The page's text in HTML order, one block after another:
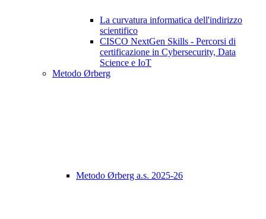
La curvatura informatica dell'indirizzo
scientifico
CISCO NextGen Skills - Percorsi di
certificazione in Cybersecurity, Data
Science e IoT
Metodo Ørberg
Metodo Ørberg a.s. 2025-26